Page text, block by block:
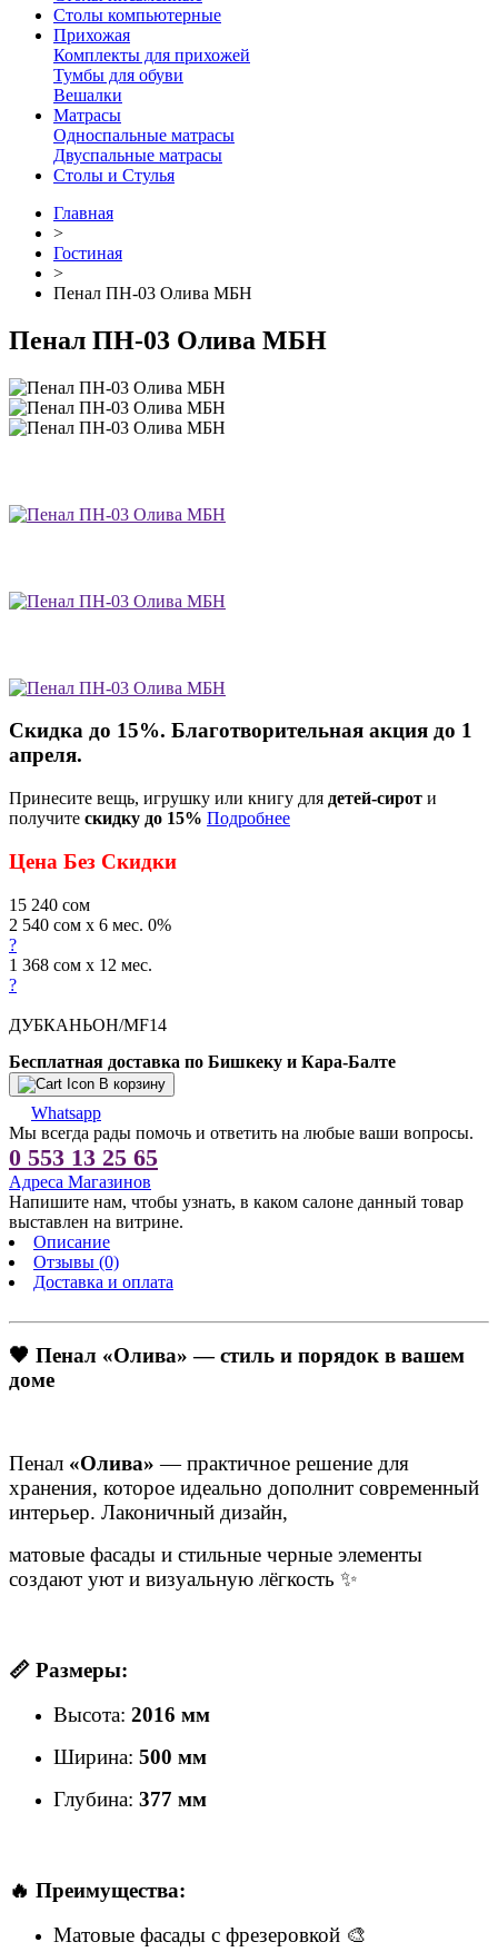
Столы компьютерные
Прихожая
Комплекты для прихожей
Тумбы для обуви
Вешалки
Матрасы
Односпальные матрасы
Двуспальные матрасы
Столы и Стулья
Главная
>
Гостиная
>
Пенал ПН-03 Олива МБН
Пенал ПН-03 Олива МБН
Скидка до 15%. Благотворительная акция до 1
апреля.
Принесите вещь, игрушку или книгу для детей-сирот и
получите скидку до 15% Подробнее
Цена Без Скидки
15 240 сом
2 540 сом x 6 мес. 0%
?
1 368 сом x 12 мес.
?
ДУБКАНЬОН/МF14
Бесплатная доставка по Бишкеку и Кара-Балте
В корзину
Whatsapp
Мы всегда рады помочь и ответить на любые ваши вопросы.
0 553 13 25 65
Адреса Магазинов
Напишите нам, чтобы узнать, в каком салоне данный товар
выставлен на витрине.
Описание
Отзывы (0)
Доставка и оплата
🖤 Пенал «Олива» — стиль и порядок в вашем
доме
Пенал «Олива» — практичное решение для
хранения, которое идеально дополнит современный
интерьер. Лаконичный дизайн,
матовые фасады и стильные черные элементы
создают уют и визуальную лёгкость ✨
📏 Размеры:
Высота: 2016 мм
Ширина: 500 мм
Глубина: 377 мм
🔥 Преимущества:
Матовые фасады с фрезеровкой 🎨